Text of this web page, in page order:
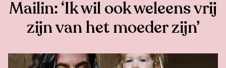
Mailin: ‘Ik wil ook weleens vrij
zijn van het moeder zijn’